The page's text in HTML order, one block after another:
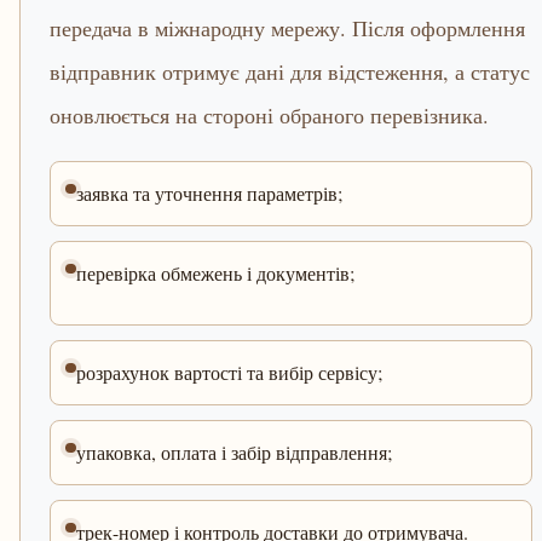
передача в міжнародну мережу. Після оформлення
відправник отримує дані для відстеження, а статус
оновлюється на стороні обраного перевізника.
заявка та уточнення параметрів;
перевірка обмежень і документів;
розрахунок вартості та вибір сервісу;
упаковка, оплата і забір відправлення;
трек-номер і контроль доставки до отримувача.